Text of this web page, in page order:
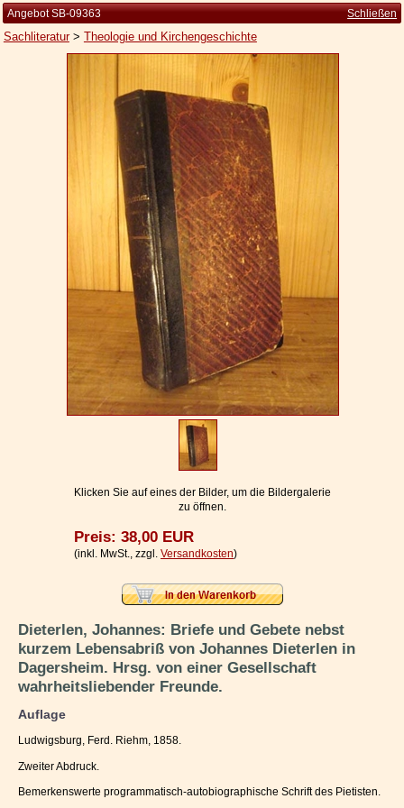
Kleine Kulturgeschichte
Die Brockhaus Auflagen
Widerrufsbelehrung
Geschäftsbedingungen
Datenschutzerklärung
Ihr Warenkorb
Angebot SB-09363 Schließen
Sachliteratur> Theologie und Kirchengeschichte
Klicken Sie auf eines der Bilder, um die Bildergalerie
zu öffnen.
Preis: 38,00 EUR
(inkl. MwSt., zzgl. Versandkosten)
Dieterlen, Johannes: Briefe und Gebete nebst
kurzem Lebensabriß von Johannes Dieterlen in
Dagersheim. Hrsg. von einer Gesellschaft
wahrheitsliebender Freunde.
Auflage
Ludwigsburg, Ferd. Riehm, 1858.
Zweiter Abdruck.
Bemerkenswerte programmatisch-autobiographische Schrift des Pietisten.